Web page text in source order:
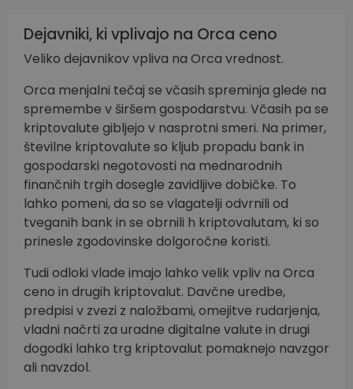
Dejavniki, ki vplivajo na Orca ceno
Veliko dejavnikov vpliva na Orca vrednost.
Orca menjalni tečaj se včasih spreminja glede na
spremembe v širšem gospodarstvu. Včasih pa se
kriptovalute gibljejo v nasprotni smeri. Na primer,
številne kriptovalute so kljub propadu bank in
gospodarski negotovosti na mednarodnih
finančnih trgih dosegle zavidljive dobičke. To
lahko pomeni, da so se vlagatelji odvrnili od
tveganih bank in se obrnili h kriptovalutam, ki so
prinesle zgodovinske dolgoročne koristi.
Tudi odloki vlade imajo lahko velik vpliv na Orca
ceno in drugih kriptovalut. Davčne uredbe,
predpisi v zvezi z naložbami, omejitve rudarjenja,
vladni načrti za uradne digitalne valute in drugi
dogodki lahko trg kriptovalut pomaknejo navzgor
ali navzdol.